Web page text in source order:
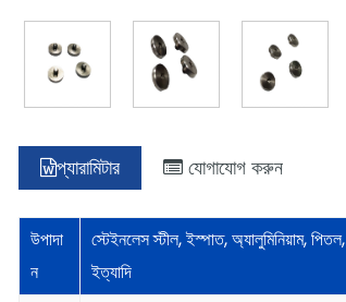
প্যারামিটার যোগাযোগ করুন
উপাদা
ন
স্টেইনলেস স্টীল, ইস্পাত, অ্যালুমিনিয়াম, পিতল,
ইত্যাদি